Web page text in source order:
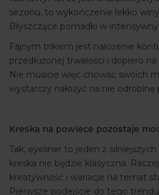
sezonu, to wykończenie lekko
Błyszczące pomadki w
Fajnym trikiem jest nałożenie
przedłużonej trwałości i dopiero
Nie musicie więc chować swoich
wystarczy nałożyć na nie odrobinę
Kreska na powiece pozostaje
Tak, eyeliner to jeden z
kreska nie będzie klasyczna.
kreatywność i wariacje na temat
Pierwsze podejście do tego